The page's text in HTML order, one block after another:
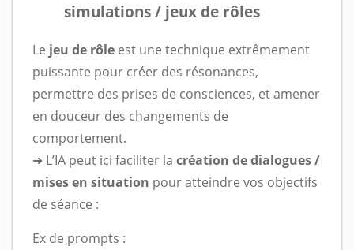
simulations / jeux de rôles
Le jeu de rôle est une technique extrêmement
puissante pour créer des résonances,
permettre des prises de consciences, et amener
en douceur des changements de
comportement.
➜ L’IA peut ici faciliter la création de dialogues /
mises en situation pour atteindre vos objectifs
de séance :
Ex de prompts :